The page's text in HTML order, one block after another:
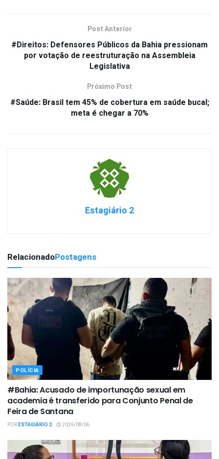
Post Anterior
#Direitos: Defensores Públicos da Bahia pressionam
por votação de reestruturação na Assembleia
Legislativa
Próximo Post
#Saúde: Brasil tem 45% de cobertura em saúde bucal;
meta é chegar a 70%
Estagiário 2
RelacionadoPostagens
POLÍCIA
#Bahia: Acusado de importunação sexual em
academia é transferido para Conjunto Penal de
Feira de Santana
PORESTAGIÁRIO 2 2026/08/06